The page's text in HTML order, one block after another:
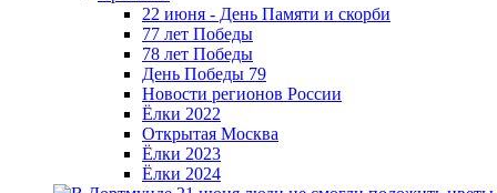
22 июня - День Памяти и скорби
77 лет Победы
78 лет Победы
День Победы 79
Новости регионов России
Ёлки 2022
Открытая Москва
Ёлки 2023
Ёлки 2024